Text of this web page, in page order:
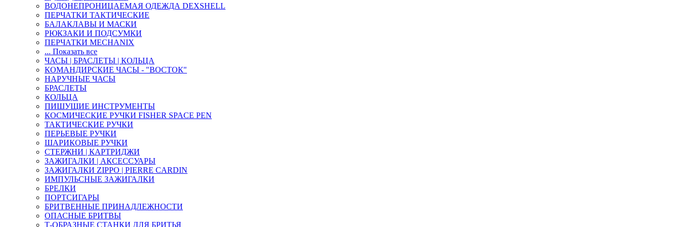
ВОДОНЕПРОНИЦАЕМАЯ ОДЕЖДА DEXSHELL
ПЕРЧАТКИ ТАКТИЧЕСКИЕ
БАЛАКЛАВЫ И МАСКИ
РЮКЗАКИ И ПОДСУМКИ
ПЕРЧАТКИ MECHANIX
... Показать все
ЧАСЫ | БРАСЛЕТЫ | КОЛЬЦА
КОМАНДИРСКИЕ ЧАСЫ - "ВОСТОК"
НАРУЧНЫЕ ЧАСЫ
БРАСЛЕТЫ
КОЛЬЦА
ПИШУЩИЕ ИНСТРУМЕНТЫ
КОСМИЧЕСКИЕ РУЧКИ FISHER SPACE PEN
ТАКТИЧЕСКИЕ РУЧКИ
ПЕРЬЕВЫЕ РУЧКИ
ШАРИКОВЫЕ РУЧКИ
СТЕРЖНИ | КАРТРИДЖИ
ЗАЖИГАЛКИ | АКСЕССУАРЫ
ЗАЖИГАЛКИ ZIPPO | PIERRE CARDIN
ИМПУЛЬСНЫЕ ЗАЖИГАЛКИ
БРЕЛКИ
ПОРТСИГАРЫ
БРИТВЕННЫЕ ПРИНАДЛЕЖНОСТИ
ОПАСНЫЕ БРИТВЫ
Т-ОБРАЗНЫЕ СТАНКИ ДЛЯ БРИТЬЯ